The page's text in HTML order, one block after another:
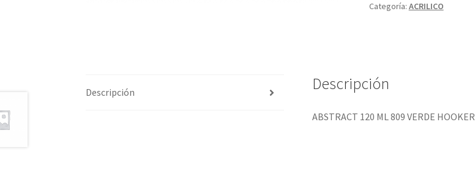
cantidad
Categoría: ACRILICO
Descripción Descripción
ABSTRACT 120 ML 809 VERDE HOOKER